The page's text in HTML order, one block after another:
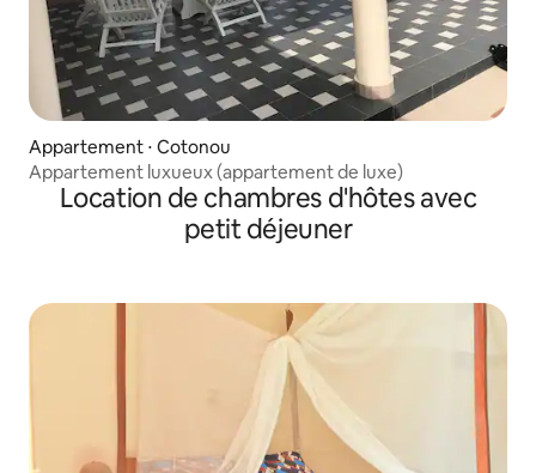
Appartement ⋅ Cotonou
Appartement luxueux (appartement de luxe)
Location de chambres d'hôtes avec
petit déjeuner